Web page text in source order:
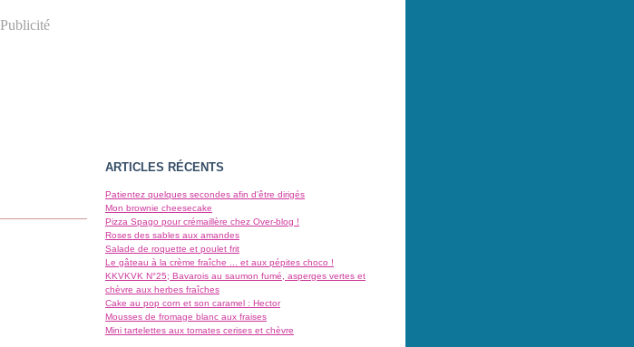
Publicité
ARTICLES RÉCENTS
Patientez quelques secondes afin d'être dirigés
Mon brownie cheesecake
Pizza Spago pour crémaillère chez Over-blog !
Roses des sables aux amandes
Salade de roquette et poulet frit
Le gâteau à la crème fraîche ... et aux pépites choco !
KKVKVK N°25; Bavarois au saumon fumé, asperges vertes et
chèvre aux herbes fraîches
Cake au pop corn et son caramel : Hector
Mousses de fromage blanc aux fraises
Mini tartelettes aux tomates cerises et chèvre